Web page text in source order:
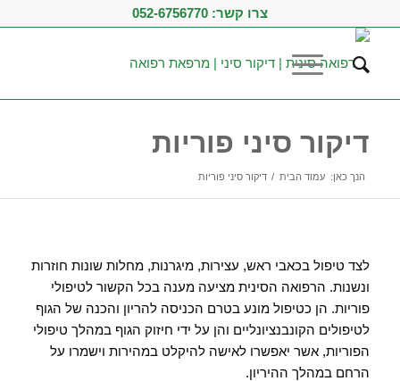
צרו קשר: 052-6756770
דיקור סיני פוריות
הנך כאן: עמוד הבית / דיקור סיני פוריות
לצד טיפול בכאבי ראש, עצירות, מיגרנות, מחלות שונות חוזרות
ונשנות. הרפואה הסינית מציעה מענה בכל הקשור לטיפולי
פוריות. הן כטיפול מונע בטרם הכניסה להריון והכנה של הגוף
לטיפולים הקונבנציונליים והן על ידי חיזוק הגוף במהלך טיפולי
הפוריות, אשר יאפשרו לאישה להיקלט במהירות וישמרו על
הרחם במהלך ההיריון.